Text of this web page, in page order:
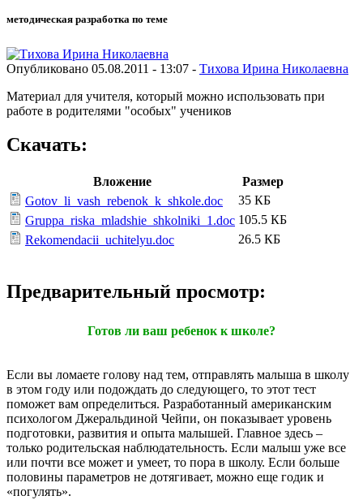
методическая разработка по теме
Опубликовано 05.08.2011 - 13:07 - Тихова Ирина Николаевна
Материал для учителя, который можно использовать при
работе в родителями "особых" учеников
Скачать:
Вложение
Размер
Gotov_li_vash_rebenok_k_shkole.doc
35 КБ
Gruppa_riska_mladshie_shkolniki_1.doc 105.5 КБ
Rekomendacii_uchitelyu.doc
26.5 КБ
Предварительный просмотр:
Готов ли ваш ребенок к школе?
Если вы ломаете голову над тем, отправлять малыша в школу
в этом году или подождать до следующего, то этот тест
поможет вам определиться. Разработанный американским
психологом Джеральдиной Чейпи, он показывает уровень
подготовки, развития и опыта малышей. Главное здесь –
только родительская наблюдательность. Если малыш уже все
или почти все может и умеет, то пора в школу. Если больше
половины параметров не дотягивает, можно еще годик и
«погулять».